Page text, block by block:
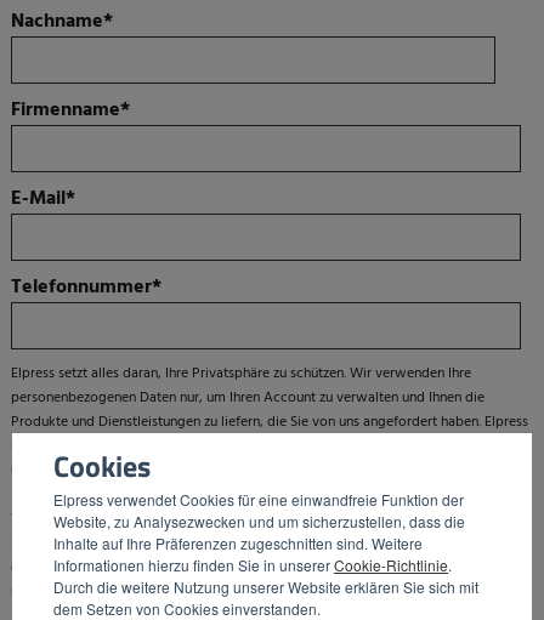
Cookies
Elpress verwendet Cookies für eine einwandfreie Funktion der
Website, zu Analysezwecken und um sicherzustellen, dass die
Inhalte auf Ihre Präferenzen zugeschnitten sind. Weitere
Informationen hierzu finden Sie in unsererCookie-Richtlinie.
Durch die weitere Nutzung unserer Website erklären Sie sich mit
dem Setzen von Cookies einverstanden.
Nachname*
Firmenname*
E-Mail*
Telefonnummer*
Elpress setzt alles daran, Ihre Privatsphäre zu schützen. Wir verwenden Ihre
personenbezogenen Daten nur, um Ihren Account zu verwalten und Ihnen die
Produkte und Dienstleistungen zu liefern, die Sie von uns angefordert haben. Elpress
unserer Produkte und Dienstleistungen in Verbindung zu setzen.
Von Zeit zu Zeit möchten wir Sie außerdem gerne mit einem Newsletter über
Produkte, Dienstleistungen und andere Neuentwicklungen informieren. Sie können
diesen Newsletter jederzeit abbestellen. Weitere Informationen hierzu finden Sie in
unserer Datenschutzerklärung.